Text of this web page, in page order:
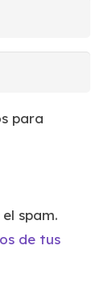
para
spam.
de tus